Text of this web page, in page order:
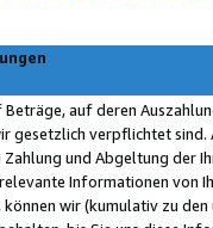
auf deren
gesetzlich verpflichtet
und Abgeltung der
Informationen von
wir (kumulativ zu